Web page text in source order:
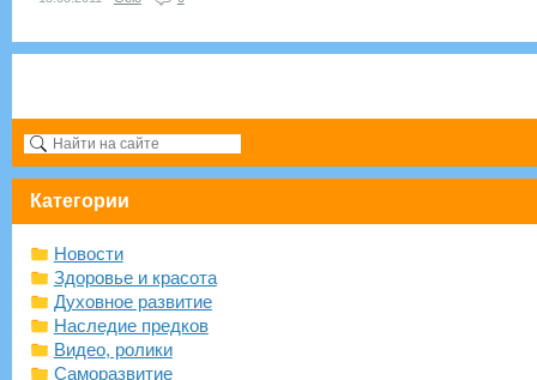
Категории
Новости
Здоровье и красота
Духовное развитие
Наследие предков
Видео, ролики
Саморазвитие